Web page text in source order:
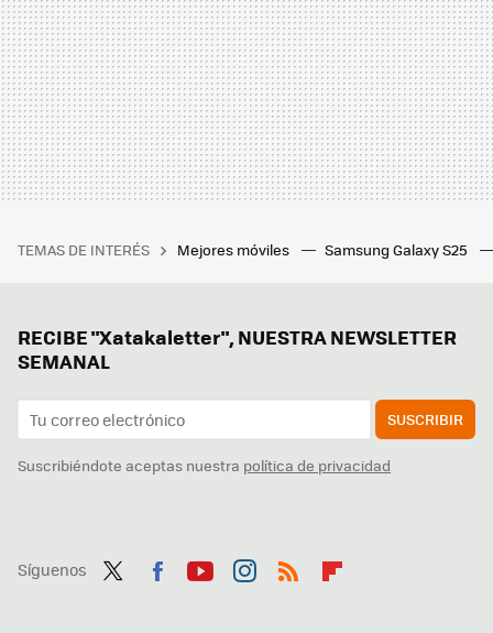
TEMAS DE INTERÉS Mejores móviles Samsung Galaxy S25
RECIBE "Xatakaletter", NUESTRA NEWSLETTER
SEMANAL
SUSCRIBIR
Suscribiéndote aceptas nuestra política de privacidad
Síguenos